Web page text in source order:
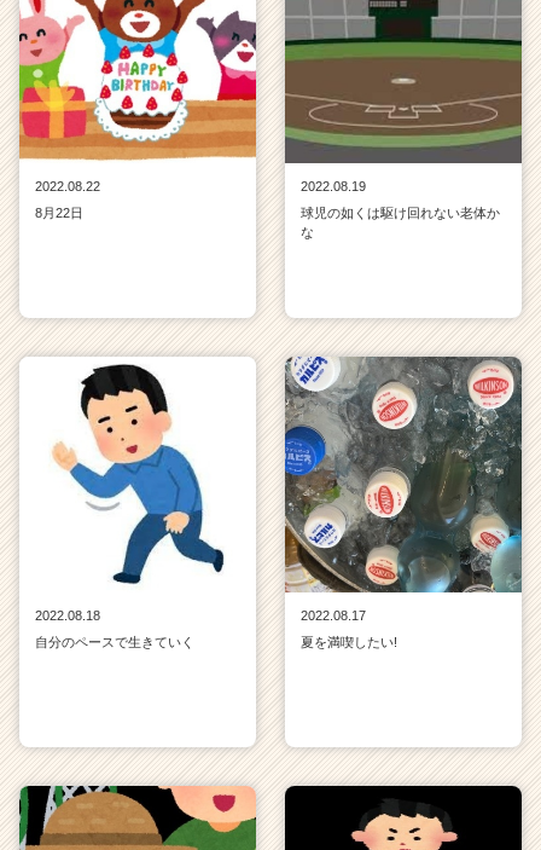
2022.08.22
8月22日
2022.08.19
球児の如くは駆け回れない老体か
な
2022.08.18
自分のペースで生きていく
2022.08.17
夏を満喫したい!